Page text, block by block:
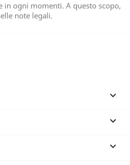
in ogni momenti. A questo scopo,
note legali.


